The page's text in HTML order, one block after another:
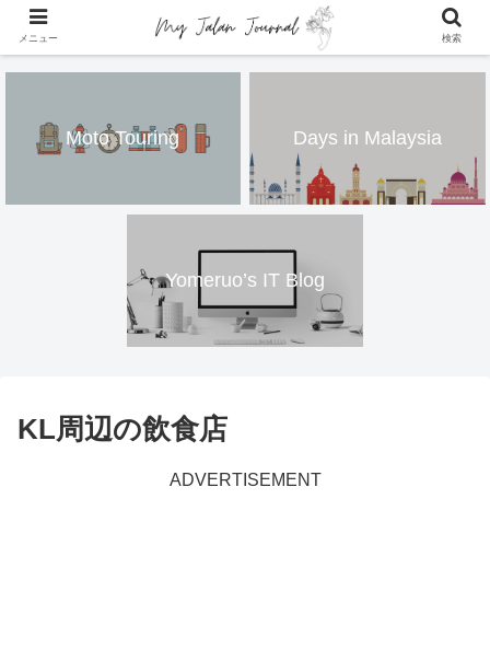
Moto Touring Days in Malaysia
Yomeruo’s IT Blog
KL周辺の飲食店
ADVERTISEMENT
メニュー 検索